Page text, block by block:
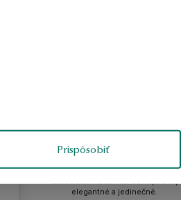
Prispôsobiť
overené
Dobrý nákup vo všetkých
ohľadoch. Náušnice sú nápadné,
elegantné a jedinečné.